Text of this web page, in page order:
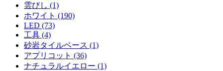
雲びし (1)
ホワイト (190)
LED (73)
工具 (4)
砂岩タイルベース (1)
アプリコット (36)
ナチュラルイエロー (1)